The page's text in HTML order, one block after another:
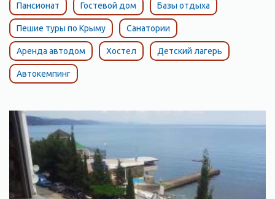
Пансионат Гостевой дом Базы отдыха
Пешие туры по Крыму Санатории
Аренда автодом Хостел Детский лагерь
Автокемпинг